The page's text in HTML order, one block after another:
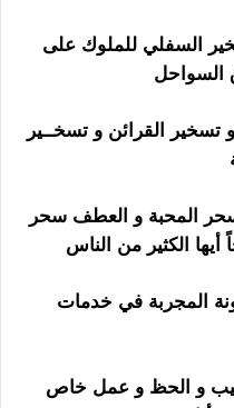
السفلي للملوك على
السواحل
تسخير القرائن و تسخــير
سحر المحبة و العطف سحر
الكثير من الناس
المجربة في خدمات
و الحظ و عمل خاص